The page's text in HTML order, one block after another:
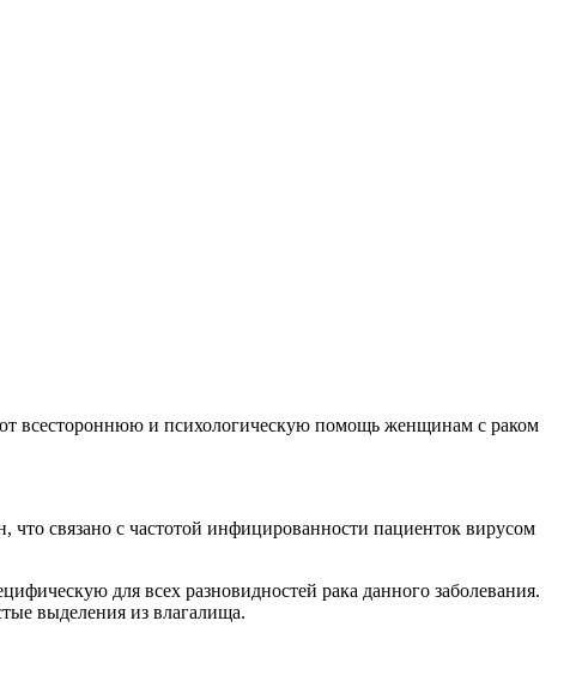
всестороннюю и психологическую помощь женщинам с раком
связано с частотой инфицированности пациенток вирусом
для всех разновидностей рака данного заболевания.
выделения из влагалища.